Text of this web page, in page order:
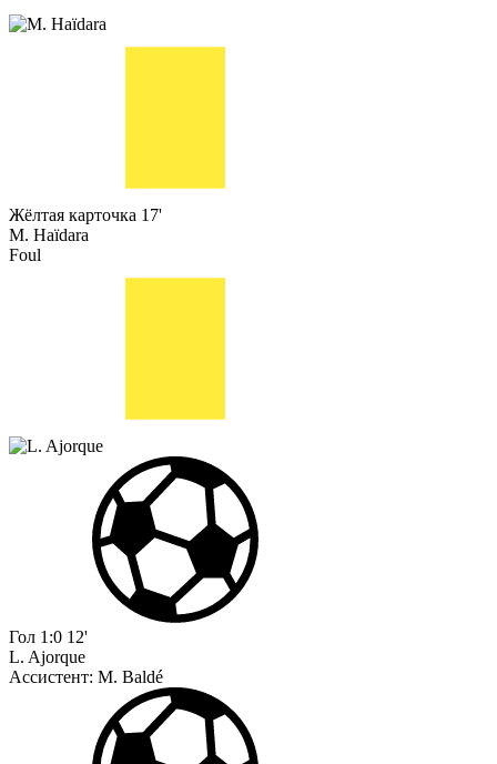
Жёлтая карточка 17'
M. Haïdara
Foul
Гол 1:0 12'
L. Ajorque
Ассистент: M. Baldé